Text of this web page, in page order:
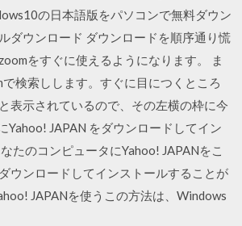
の日本語版をパソコンで無料ダウン
ダウンロード ダウンロードを順序通り慌
をすぐに使えるようになります。 ま
検索しします。すぐに目につくところ
表示されているので、その左横の枠に今
Yahoo! JAPAN をダウンロードしてイン
たのコンピュータにYahoo! JAPANをこ
ウンロードしてインストールすることが
JAPANを使うこの方法は、Windows